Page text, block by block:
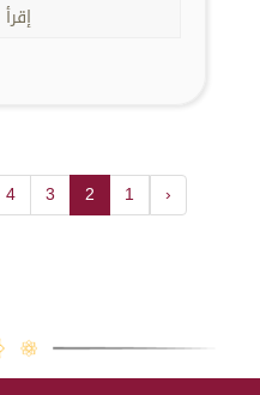
‹
1
2
3
4